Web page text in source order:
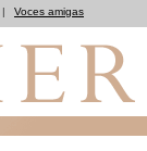
| Voces amigas